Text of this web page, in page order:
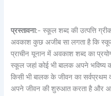
प्रस्तावना:- स्कूल शब्द की उत्पत्ति
अवकाश कुछ अजीब सा लगता है कि
प्राचीन यूनान में अवकाश शब्द का
स्कूल जहां कोई भी बालक अपने
किसी भी बालक के जीवन का सर्वप्रथम
अपने जीवन की शुरुआत करता है और